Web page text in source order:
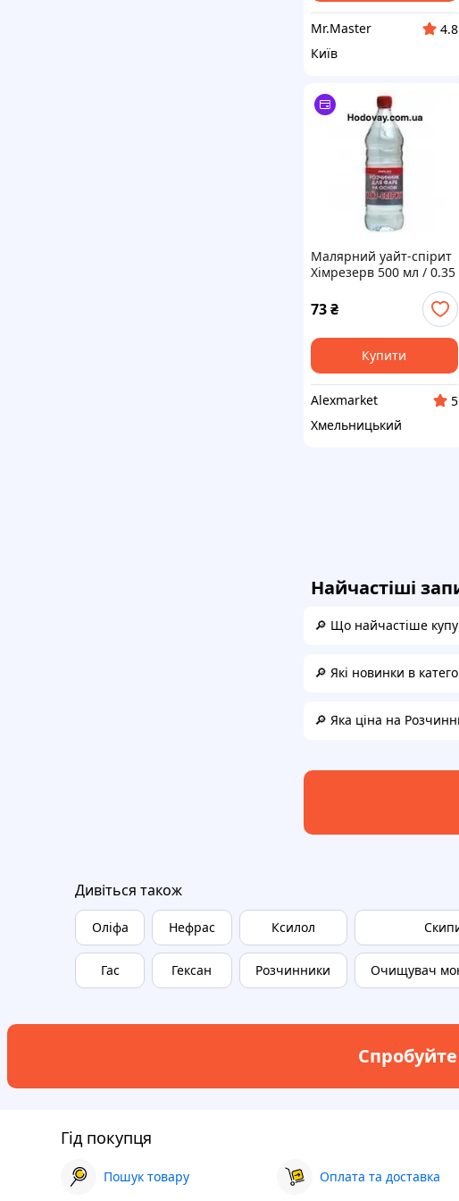
Mr.Master
4.8
Київ
Малярний уайт-спірит
Хімрезерв 500 мл / 0.35
розведення фарби
73₴
Купити
Alexmarket
5
Хмельницький
Найчастіші
🔎 Що найчастіше
🔎 Які новинки в
🔎 Яка ціна на
Дивіться також
Оліфа
Гас
Нефрас
Гексан
Ксилол
Розчинники Очищувач
Гід покупця
Пошук товару Оплата та доставка